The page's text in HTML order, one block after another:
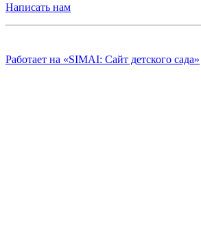
Написать нам
Работает на «SIMAI: Сайт детского сада»